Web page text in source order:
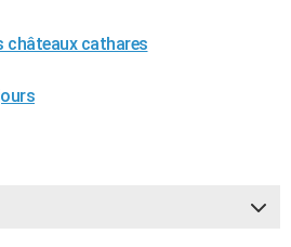
châteaux cathares